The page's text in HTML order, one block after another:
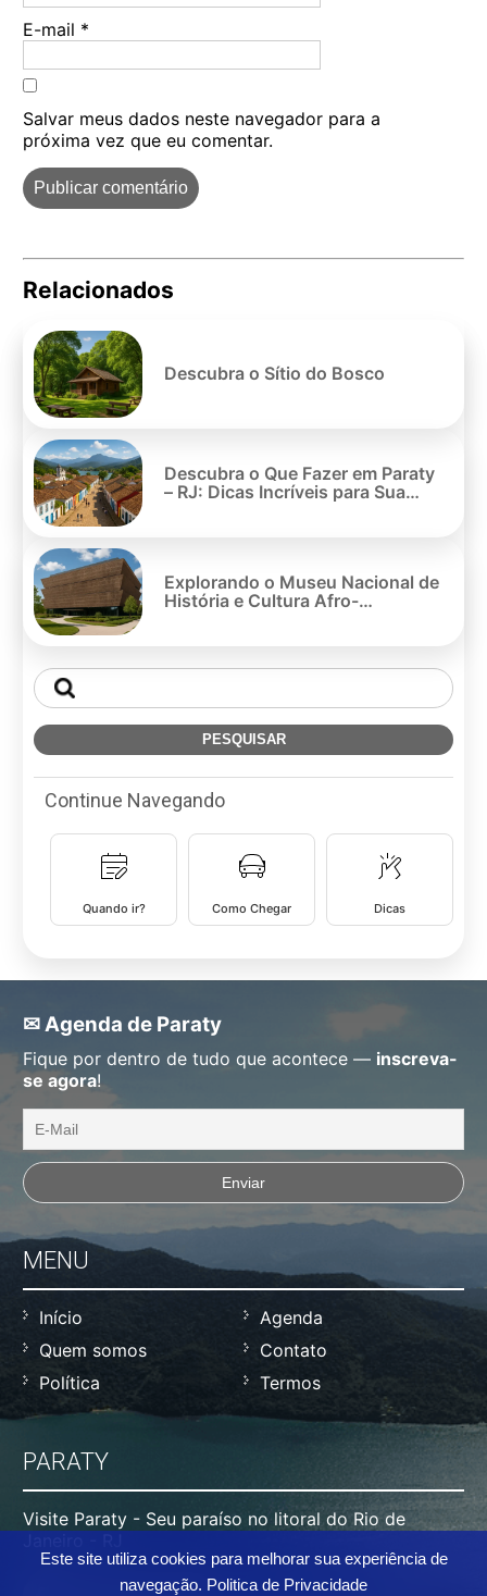
Este site utiliza cookies para melhorar sua experiência de
navegação. Politica de Privacidade
E-mail *
Salvar meus dados neste navegador para a
próxima vez que eu comentar.
Relacionados
Descubra o Sítio do Bosco
Descubra o Que Fazer em Paraty
– RJ: Dicas Incríveis para Sua
Explorando o Museu Nacional de
História e Cultura Afro-
Continue Navegando
Quando ir? Como Chegar Dicas
✉ Agenda de Paraty
Fique por dentro de tudo que acontece — inscreva-
se agora!
MENU
Início
Agenda
Quem somos
Contato
Política
Termos
PARATY
Visite Paraty - Seu paraíso no litoral do Rio de